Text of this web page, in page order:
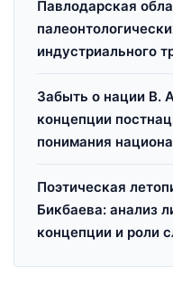
Павлодарская
индустриального
Забыть о нации В.
концепции
понимания
Поэтическая
Бикбаева: анализ
концепции и роли